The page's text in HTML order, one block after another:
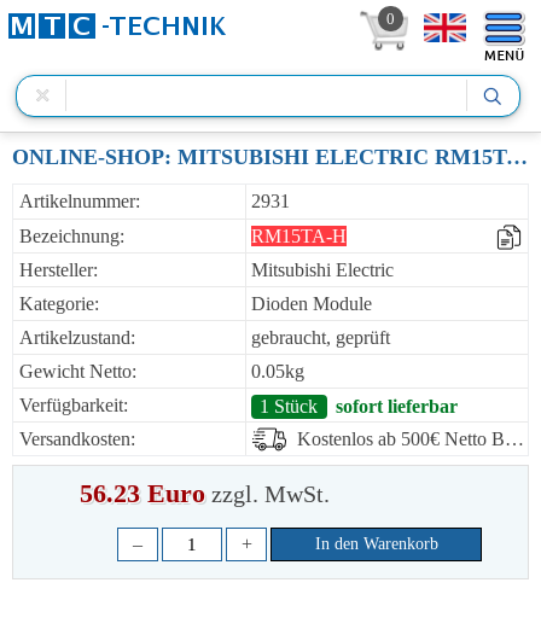
0
ONLINE-SHOP: MITSUBISHI ELECTRIC RM15TA-H DIODEN MODULE 30A 800V
Artikelnummer:
2931
Bezeichnung:
RM15TA-H
Hersteller:
Mitsubishi Electric
Kategorie:
Dioden Module
Artikelzustand:
gebraucht, geprüft
Gewicht Netto:
0.05kg
Verfügbarkeit:
1 Stück
sofort lieferbar
Versandkosten:
Kostenlos ab 500€ Netto Bestellwert
56.23 Eurozzgl. MwSt.
– + In den Warenkorb